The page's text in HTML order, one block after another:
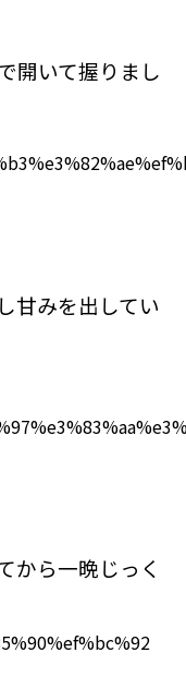
開いて握りまし
甘みを出してい
から一晩じっく